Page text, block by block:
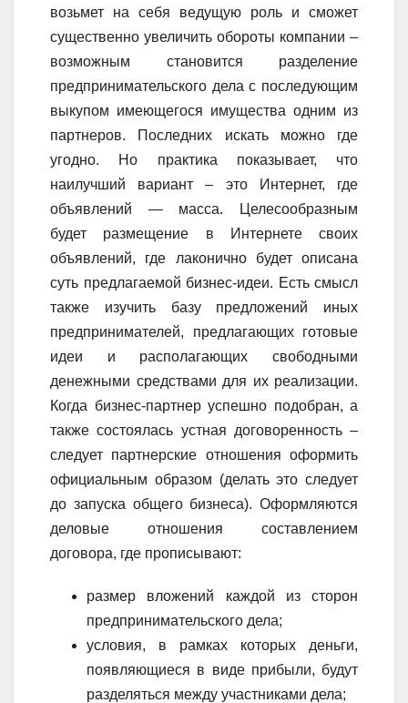
возьмет на себя ведущую роль и сможет
существенно увеличить обороты компании –
возможным становится разделение
предпринимательского дела с последующим
выкупом имеющегося имущества одним из
партнеров. Последних искать можно где
угодно. Но практика показывает, что
наилучший вариант – это Интернет, где
объявлений — масса. Целесообразным
будет размещение в Интернете своих
объявлений, где лаконично будет описана
суть предлагаемой бизнес-идеи. Есть смысл
также изучить базу предложений иных
предпринимателей, предлагающих готовые
идеи и располагающих свободными
денежными средствами для их реализации.
Когда бизнес-партнер успешно подобран, а
также состоялась устная договоренность –
следует партнерские отношения оформить
официальным образом (делать это следует
до запуска общего бизнеса). Оформляются
деловые отношения составлением
договора, где прописывают:
размер вложений каждой из сторон
предпринимательского дела;
условия, в рамках которых деньги,
появляющиеся в виде прибыли, будут
разделяться между участниками дела;